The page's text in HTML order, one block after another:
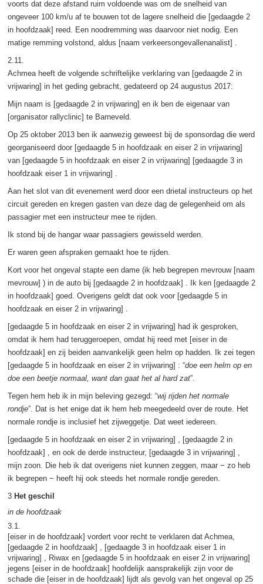
voorts dat deze afstand ruim voldoende was om de snelheid van
ongeveer 100 km/u af te bouwen tot de lagere snelheid die [gedaagde 2
in hoofdzaak] reed. Een noodremming was daarvoor niet nodig. Een
matige remming volstond, aldus [naam verkeersongevallenanalist] .
2.11.
Achmea heeft de volgende schriftelijke verklaring van [gedaagde 2 in
vrijwaring] in het geding gebracht, gedateerd op 24 augustus 2017:
Mijn naam is [gedaagde 2 in vrijwaring] en ik ben de eigenaar van
[organisator rallyclinic] te Barneveld.
Op 25 oktober 2013 ben ik aanwezig geweest bij de sponsordag die werd
georganiseerd door [gedaagde 5 in hoofdzaak en eiser 2 in vrijwaring]
van [gedaagde 5 in hoofdzaak en eiser 2 in vrijwaring] [gedaagde 3 in
hoofdzaak eiser 1 in vrijwaring] .
Aan het slot van dit evenement werd door een drietal instructeurs op het
circuit gereden en kregen gasten van deze dag de gelegenheid om als
passagier met een instructeur mee te rijden.
Ik stond bij de hangar waar passagiers gewisseld werden.
Er waren geen afspraken gemaakt hoe te rijden.
Kort voor het ongeval stapte een dame (ik heb begrepen mevrouw [naam
mevrouw] ) in de auto bij [gedaagde 2 in hoofdzaak] . Ik ken [gedaagde 2
in hoofdzaak] goed. Overigens geldt dat ook voor [gedaagde 5 in
hoofdzaak en eiser 2 in vrijwaring] .
[gedaagde 5 in hoofdzaak en eiser 2 in vrijwaring] had ik gesproken,
omdat ik hem had teruggeroepen, omdat hij reed met [eiser in de
hoofdzaak] en zij beiden aanvankelijk geen helm op hadden. Ik zei tegen
[gedaagde 5 in hoofdzaak en eiser 2 in vrijwaring] : “doe een helm op en
doe een beetje normaal, want dan gaat het al hard zat”.
Tegen hem heb ik in mijn beleving gezegd: “wij rijden het normale
rondje”. Dat is het enige dat ik hem heb meegedeeld over de route. Het
normale rondje is inclusief het zijweggetje. Dat weet iedereen.
[gedaagde 5 in hoofdzaak en eiser 2 in vrijwaring] , [gedaagde 2 in
hoofdzaak] , en ook de derde instructeur, [gedaagde 3 in vrijwaring] ,
mijn zoon. Die heb ik dat overigens niet kunnen zeggen, maar − zo heb
ik begrepen − heeft hij ook steeds het normale rondje gereden.
3 Het geschil
in de hoofdzaak
3.1.
[eiser in de hoofdzaak] vordert voor recht te verklaren dat Achmea,
[gedaagde 2 in hoofdzaak] , [gedaagde 3 in hoofdzaak eiser 1 in
vrijwaring] , Riwax en [gedaagde 5 in hoofdzaak en eiser 2 in vrijwaring]
jegens [eiser in de hoofdzaak] hoofdelijk aansprakelijk zijn voor de
schade die [eiser in de hoofdzaak] lijdt als gevolg van het ongeval op 25